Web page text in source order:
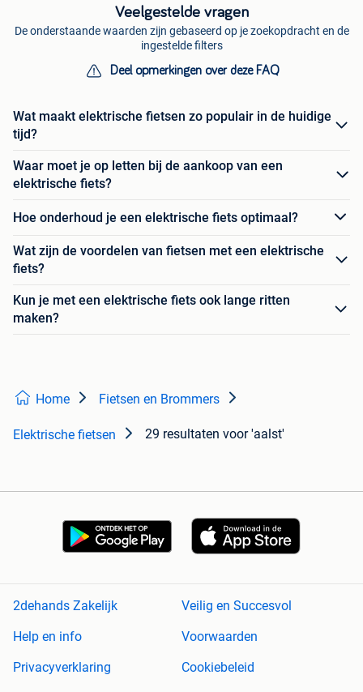
Veelgestelde vragen
De onderstaande waarden zijn gebaseerd op je zoekopdracht en de
ingestelde filters
Deel opmerkingen over deze FAQ
Wat maakt elektrische fietsen zo populair in de huidige
tijd?
Waar moet je op letten bij de aankoop van een
elektrische fiets?
Hoe onderhoud je een elektrische fiets optimaal?
Wat zijn de voordelen van fietsen met een elektrische
fiets?
Kun je met een elektrische fiets ook lange ritten
maken?
Home Fietsen en Brommers
Elektrische fietsen 29 resultaten voor 'aalst'
2dehands Zakelijk
Veilig en Succesvol
Help en info
Voorwaarden
Privacyverklaring
Cookiebeleid